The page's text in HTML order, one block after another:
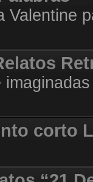
Valentine
corto